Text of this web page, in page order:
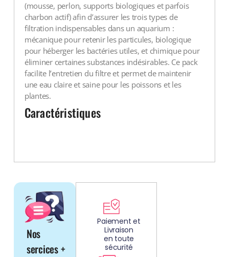
(mousse, perlon, supports biologiques et parfois
charbon actif) afin d’assurer les trois types de
filtration indispensables dans un aquarium :
mécanique pour retenir les particules, biologique
pour héberger les bactéries utiles, et chimique pour
éliminer certaines substances indésirables. Ce pack
facilite l’entretien du filtre et permet de maintenir
une eau claire et saine pour les poissons et les
plantes.
Caractéristiques
Nos
sercices +
Paiement et
Livraison
en toute
sécurité